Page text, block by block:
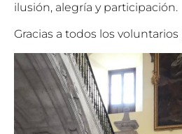
ilusión, alegría y participación.
Gracias a todos los